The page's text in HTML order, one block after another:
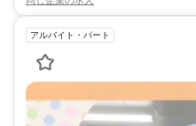
アルバイト・パート